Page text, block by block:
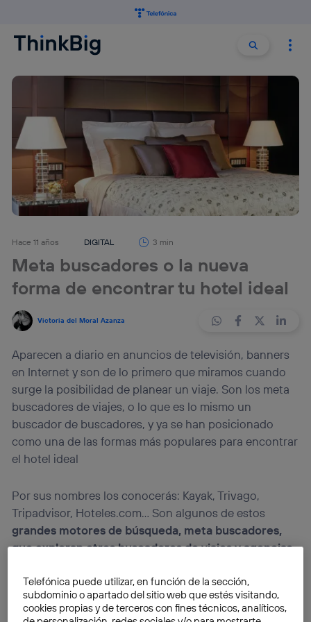
Buscar
Hace 11 años DIGITAL 3 min
Meta buscadores o la nueva
forma de encontrar tu hotel ideal
Victoria del Moral Azanza
Aparecen a diario en anuncios de televisión, banners
en Internet y son de lo primero que miramos cuando
surge la posibilidad de planear un viaje. Son los meta
buscadores de viajes, o lo que es lo mismo un
buscador de buscadores, y ya se han posicionado
como una de las formas más populares para encontrar
el hotel ideal
Por sus nombres los conocerás: Kayak, Trivago,
Tripadvisor, Hoteles.com… Son algunos de estos
grandes motores de búsqueda, meta buscadores,
que exploran otros buscadores de viajes y agencias
canales de venta.
¿El objetivo? Ofrecer al viajero, en una misma
Telefónica puede utilizar, en función de la sección,
subdominio o apartado del sitio web que estés visitando,
cookies propias y de terceros con fines técnicos, analíticos,